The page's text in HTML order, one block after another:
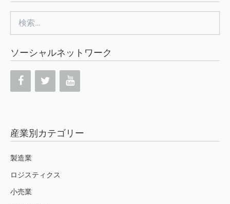
索:
ソーシャルネットワーク
産業別カテゴリー
製造業
ロジスティクス
小売業